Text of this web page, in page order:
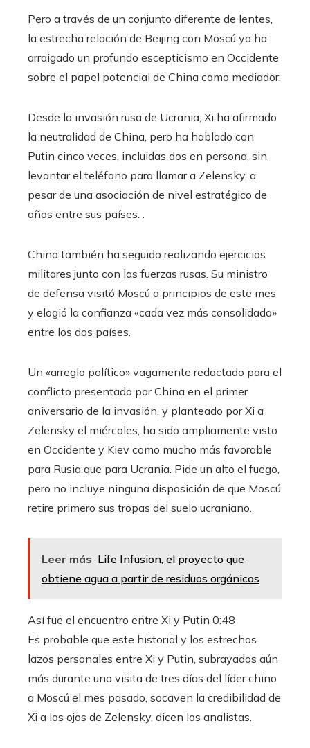
Pero a través de un conjunto diferente de lentes,
la estrecha relación de Beijing con Moscú ya ha
arraigado un profundo escepticismo en Occidente
sobre el papel potencial de China como mediador.
Desde la invasión rusa de Ucrania, Xi ha afirmado
la neutralidad de China, pero ha hablado con
Putin cinco veces, incluidas dos en persona, sin
levantar el teléfono para llamar a Zelensky, a
pesar de una asociación de nivel estratégico de
años entre sus países. .
China también ha seguido realizando ejercicios
militares junto con las fuerzas rusas. Su ministro
de defensa visitó Moscú a principios de este mes
y elogió la confianza «cada vez más consolidada»
entre los dos países.
Un «arreglo político» vagamente redactado para el
conflicto presentado por China en el primer
aniversario de la invasión, y planteado por Xi a
Zelensky el miércoles, ha sido ampliamente visto
en Occidente y Kiev como mucho más favorable
para Rusia que para Ucrania. Pide un alto el fuego,
pero no incluye ninguna disposición de que Moscú
retire primero sus tropas del suelo ucraniano.
Leer más Life Infusion, el proyecto que
obtiene agua a partir de residuos orgánicos
Así fue el encuentro entre Xi y Putin 0:48
Es probable que este historial y los estrechos
lazos personales entre Xi y Putin, subrayados aún
más durante una visita de tres días del líder chino
a Moscú el mes pasado, socaven la credibilidad de
Xi a los ojos de Zelensky, dicen los analistas.